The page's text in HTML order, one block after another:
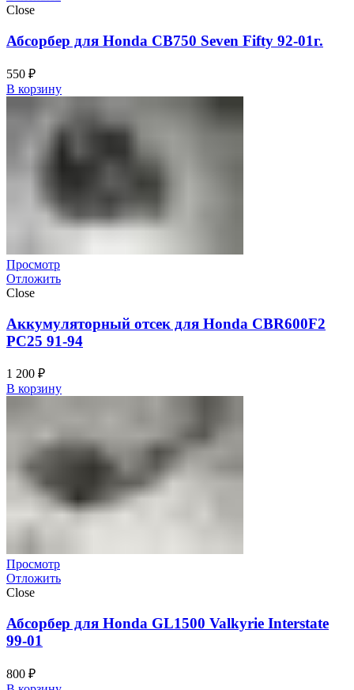
Close
Абсорбер для Honda CB750 Seven Fifty 92-01г.
550 ₽
В корзину
Просмотр
Отложить
Close
Аккумуляторный отсек для Honda CBR600F2
PC25 91-94
1 200 ₽
В корзину
Просмотр
Отложить
Close
Абсорбер для Honda GL1500 Valkyrie Interstate
99-01
800 ₽